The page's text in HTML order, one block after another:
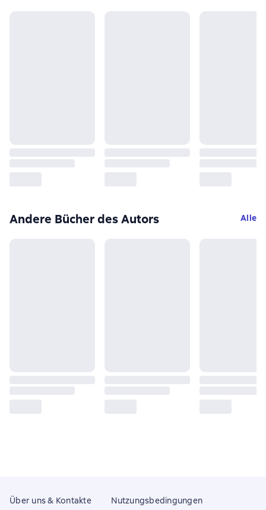
Andere Bücher des Autors Alle
Über uns & Kontakte Nutzungsbedingungen